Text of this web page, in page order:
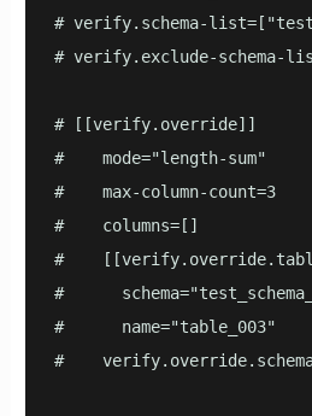
# verify.schema-
# verify.exclude-schema-
# [[verify.override]]
#    mode="length-sum"
#    max-column-count=3
#    columns=[]
#
#
#      name="table_003"
#